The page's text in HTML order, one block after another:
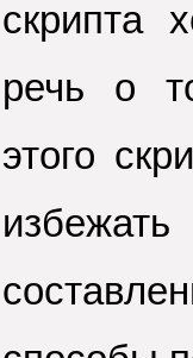
скрипта
речь о
этого